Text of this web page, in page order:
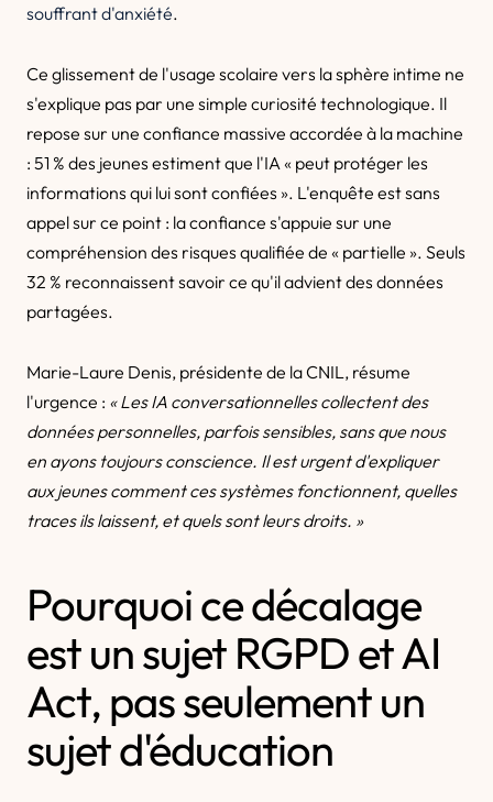
souffrant d'anxiété.
Ce glissement de l'usage scolaire vers la sphère intime ne
s'explique pas par une simple curiosité technologique. Il
repose sur une confiance massive accordée à la machine
: 51 % des jeunes estiment que l'IA « peut protéger les
informations qui lui sont confiées ». L'enquête est sans
appel sur ce point : la confiance s'appuie sur une
compréhension des risques qualifiée de « partielle ». Seuls
32 % reconnaissent savoir ce qu'il advient des données
partagées.
Marie-Laure Denis, présidente de la CNIL, résume
l'urgence : « Les IA conversationnelles collectent des
données personnelles, parfois sensibles, sans que nous
en ayons toujours conscience. Il est urgent d'expliquer
aux jeunes comment ces systèmes fonctionnent, quelles
traces ils laissent, et quels sont leurs droits. »
Pourquoi ce décalage
est un sujet RGPD et AI
Act, pas seulement un
sujet d'éducation